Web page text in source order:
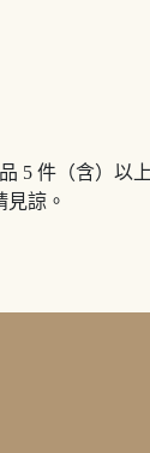
5 件（含）以
諒。